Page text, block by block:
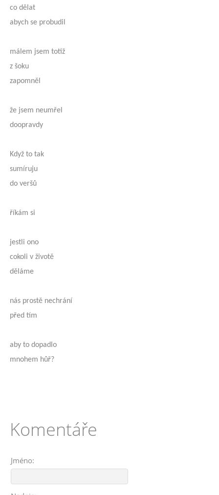
co dělat
abych se probudil
málem jsem totiž
z šoku
zapomněl
že jsem neumřel
doopravdy
Když to tak
sumíruju
do veršů
říkám si
jestli ono
cokoli v životě
děláme
nás prostě nechrání
před tím
aby to dopadlo
mnohem hůř?
Komentáře
Jméno: